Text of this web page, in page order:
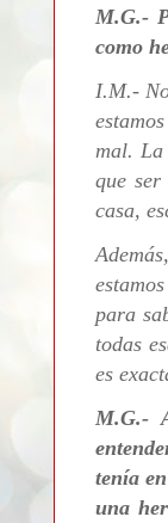
M.G.-
como
I.M.-
mal. La
que
casa,
para
todas
es
M.G.-
tenía
una